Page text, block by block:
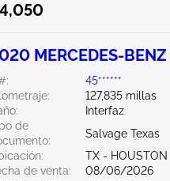
MERCEDES-
45******
127,835 millas
Interfaz
de
Salvage Texas
TX - HOUSTON
de venta:
08/06/2026